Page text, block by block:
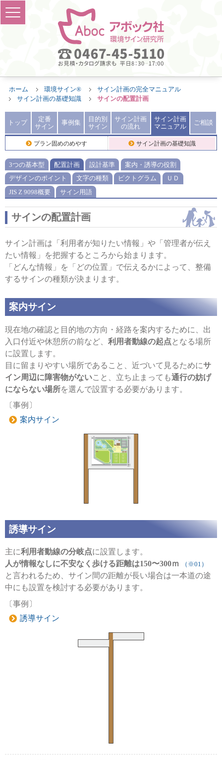
ホーム 環境サイン®
サイン計画の完全マニュアル
サイン計画の基礎知識
サインの配置計画
トップ
定番
サイン
事例集
目的別
サイン
サイン計画
の流れ
サイン計画
マニュアル
ご相談
プラン固めのめやす サイン計画の基礎知識
3つの基本型 配置計画 設計基準
案内・誘導の役割
デザインのポイント
文字の種類 ピクトグラム
ＵＤ
JIS Z 9098概要
サイン用語
サインの配置計画
サイン計画は「利用者が知りたい情報」や「管理者が伝え
たい情報」を把握するところから始まります。
「どんな情報」を「どの位置」で伝えるかによって、整備
するサインの種類が決まります。
案内サイン
現在地の確認と目的地の方向・経路を案内するために、出
入口付近や休憩所の前など、 利用者動線の起点 となる場所
に設置します。
目に留まりやすい場所であること、近づいて見るためにサ
イン周辺に障害物がないこと、立ち止まっても通行の妨げ
にならない場所を選んで設置する必要があります。
〔事例〕
案内サイン
誘導サイン
主に利用者動線の分岐点に設置します。
人が情報なしに不安なく歩ける距離は150〜300ｍ
（※01）
と言われるため、サイン間の距離が長い場合は一本道の途
中にも設置を検討する必要があります。
〔事例〕
誘導サイン